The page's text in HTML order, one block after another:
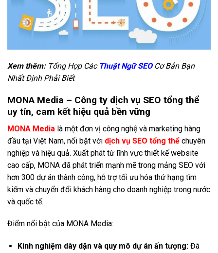
Xem thêm: Tổng Hợp Các Thuật Ngữ SEO Cơ Bản Bạn
Nhất Định Phải Biết
MONA Media – Công ty dịch vụ SEO tổng thể
uy tín, cam kết hiệu quả bền vững
MONA Media là một đơn vị công nghệ và marketing hàng
đầu tại Việt Nam, nổi bật với dịch vụ SEO tổng thể chuyên
nghiệp và hiệu quả. Xuất phát từ lĩnh vực thiết kế website
cao cấp, MONA đã phát triển mạnh mẽ trong mảng SEO với
hơn 300 dự án thành công, hỗ trợ tối ưu hóa thứ hạng tìm
kiếm và chuyển đổi khách hàng cho doanh nghiệp trong nước
và quốc tế.
Điểm nổi bật của MONA Media:
Kinh nghiệm dày dặn và quy mô dự án ấn tượng:Đã